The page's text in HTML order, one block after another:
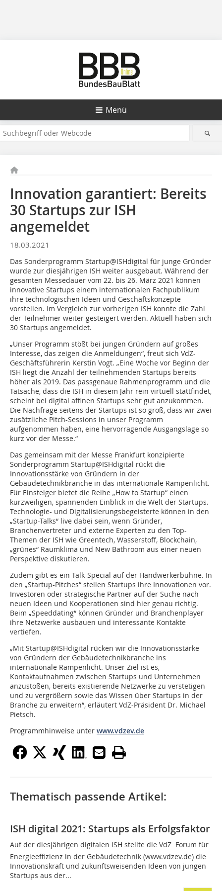
Menü
Innovation garantiert: Bereits
30 Startups zur ISH
angemeldet
18.03.2021
Das Sonderprogramm Startup@ISHdigital für junge Gründer
wurde zur diesjährigen ISH weiter ausgebaut. Während der
gesamten Messedauer vom 22. bis 26. März 2021 können
innovative Startups einem internationalen Fachpublikum
ihre technologischen Ideen und Geschäftskonzepte
vorstellen. Im Vergleich zur vorherigen ISH konnte die Zahl
der Teilnehmer weiter gesteigert werden. Aktuell haben sich
30 Startups angemeldet.
„Unser Programm stößt bei jungen Gründern auf großes
Interesse, das zeigen die Anmeldungen“, freut sich VdZ-
Geschäftsführerin Kerstin Vogt. „Eine Woche vor Beginn der
ISH liegt die Anzahl der teilnehmenden Startups bereits
höher als 2019. Das passgenaue Rahmenprogramm und die
Tatsache, dass die ISH in diesem Jahr rein virtuell stattfindet,
scheint bei digital affinen Startups sehr gut anzukommen.
Die Nachfrage seitens der Startups ist so groß, dass wir zwei
zusätzliche Pitch-Sessions in unser Programm
aufgenommen haben, eine hervorragende Ausgangslage so
kurz vor der Messe.“
Das gemeinsam mit der Messe Frankfurt konzipierte
Sonderprogramm Startup@ISHdigital rückt die
Innovationsstärke von Gründern in der
Gebäudetechnikbranche in das internationale Rampenlicht.
Für Einsteiger bietet die Reihe „How to Startup“ einen
kurzweiligen, spannenden Einblick in die Welt der Startups.
Technologie- und Digitalisierungsbegeisterte können in den
„Startup-Talks“ live dabei sein, wenn Gründer,
Branchenvertreter und externe Experten zu den Top-
Themen der ISH wie Greentech, Wasserstoff, Blockchain,
„grünes“ Raumklima und New Bathroom aus einer neuen
Perspektive diskutieren.
Zudem gibt es ein Talk-Special auf der Handwerkerbühne. In
den „Startup-Pitches“ stellen Startups ihre Innovationen vor.
Investoren oder strategische Partner auf der Suche nach
neuen Ideen und Kooperationen sind hier genau richtig.
Beim „Speeddating“ können Gründer und Branchenplayer
ihre Netzwerke ausbauen und interessante Kontakte
vertiefen.
„Mit Startup@ISHdigital rücken wir die Innovationsstärke
von Gründern der Gebäudetechnikbranche ins
internationale Rampenlicht. Unser Ziel ist es,
Kontaktaufnahmen zwischen Startups und Unternehmen
anzustoßen, bereits existierende Netzwerke zu verstetigen
und zu vergrößern sowie das Wissen über Startups in der
Branche zu erweitern“, erläutert VdZ-Präsident Dr. Michael
Pietsch.
Programmhinweise unter www.vdzev.de
Thematisch passende Artikel:
ISH digital 2021: Startups als Erfolgsfaktor
Auf der diesjährigen digitalen ISH stellte die VdZ  Forum für
Energieeffizienz in der Gebäudetechnik (www.vdzev.de) die
Innovationskraft und zukunftsweisenden Ideen von jungen
Startups aus der...